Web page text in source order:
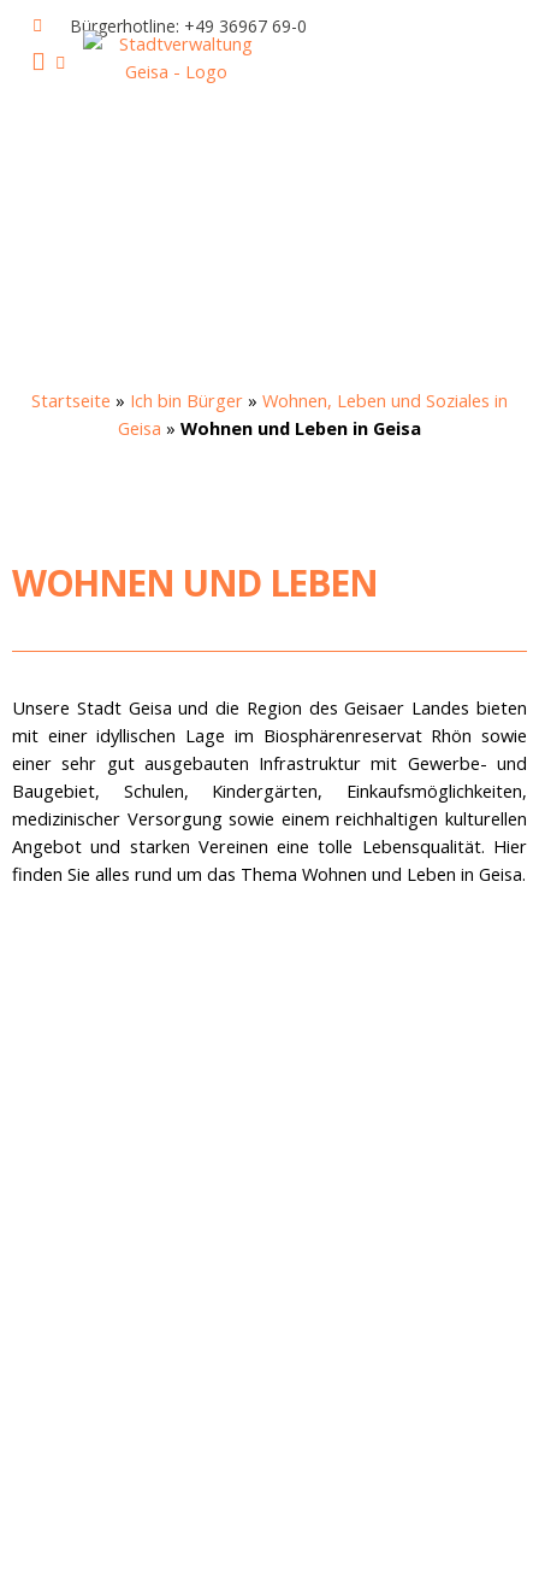
springen
Bürgerhotline: +49 36967 69-0
Startseite » Ich bin Bürger » Wohnen, Leben und Soziales in
Geisa » Wohnen und Leben in Geisa
WOHNEN UND LEBEN
Unsere Stadt Geisa und die Region des Geisaer Landes bieten
mit einer idyllischen Lage im Biosphärenreservat Rhön sowie
einer sehr gut ausgebauten Infrastruktur mit Gewerbe- und
Baugebiet, Schulen, Kindergärten, Einkaufsmöglichkeiten,
medizinischer Versorgung sowie einem reichhaltigen kulturellen
Angebot und starken Vereinen eine tolle Lebensqualität. Hier
finden Sie alles rund um das Thema Wohnen und Leben in Geisa.